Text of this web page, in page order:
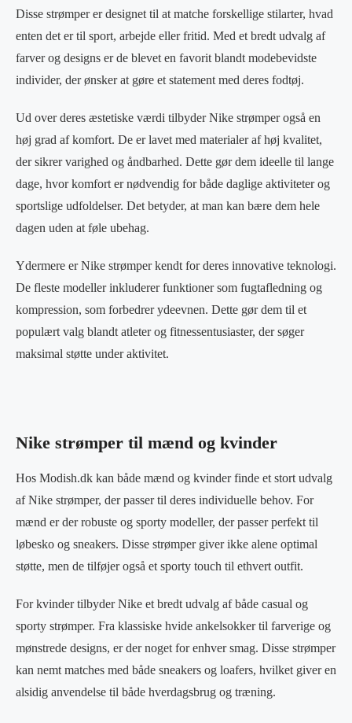
Disse strømper er designet til at matche forskellige stilarter, hvad
enten det er til sport, arbejde eller fritid. Med et bredt udvalg af
farver og designs er de blevet en favorit blandt modebevidste
individer, der ønsker at gøre et statement med deres fodtøj.
Ud over deres æstetiske værdi tilbyder Nike strømper også en
høj grad af komfort. De er lavet med materialer af høj kvalitet,
der sikrer varighed og åndbarhed. Dette gør dem ideelle til lange
dage, hvor komfort er nødvendig for både daglige aktiviteter og
sportslige udfoldelser. Det betyder, at man kan bære dem hele
dagen uden at føle ubehag.
Ydermere er Nike strømper kendt for deres innovative teknologi.
De fleste modeller inkluderer funktioner som fugtafledning og
kompression, som forbedrer ydeevnen. Dette gør dem til et
populært valg blandt atleter og fitnessentusiaster, der søger
maksimal støtte under aktivitet.
Nike strømper til mænd og kvinder
Hos Modish.dk kan både mænd og kvinder finde et stort udvalg
af Nike strømper, der passer til deres individuelle behov. For
mænd er der robuste og sporty modeller, der passer perfekt til
løbesko og sneakers. Disse strømper giver ikke alene optimal
støtte, men de tilføjer også et sporty touch til ethvert outfit.
For kvinder tilbyder Nike et bredt udvalg af både casual og
sporty strømper. Fra klassiske hvide ankelsokker til farverige og
mønstrede designs, er der noget for enhver smag. Disse strømper
kan nemt matches med både sneakers og loafers, hvilket giver en
alsidig anvendelse til både hverdagsbrug og træning.